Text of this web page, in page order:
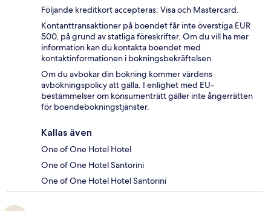
Följande kreditkort accepteras: Visa och Mastercard.
Kontanttransaktioner på boendet får inte överstiga EUR
500, på grund av statliga föreskrifter. Om du vill ha mer
information kan du kontakta boendet med
kontaktinformationen i bokningsbekräftelsen.
Om du avbokar din bokning kommer värdens
avbokningspolicy att gälla. I enlighet med EU-
bestämmelser om konsumenträtt gäller inte ångerrätten
för boendebokningstjänster.
Kallas även
One of One Hotel Hotel
One of One Hotel Santorini
One of One Hotel Hotel Santorini